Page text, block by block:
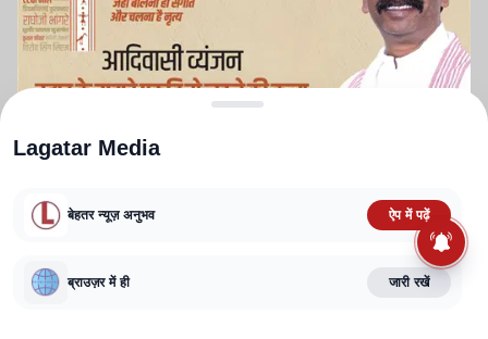
TERMS AND CONDITIONS
CORRECTIONS POLICY
FACT CHECKING POLICY
Lagatar Media
बेहतर न्यूज़ अनुभव ऐप में पढ़ें
ब्राउज़र में ही जारी रखें